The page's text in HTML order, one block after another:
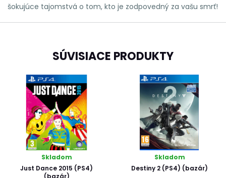
šokujúce tajomstvá o tom, kto je zodpovedný za vašu smrť!
SÚVISIACE PRODUKTY
Skladom
Just Dance 2015 (PS4)
(bazár)
Skladom
Destiny 2 (PS4) (bazár)